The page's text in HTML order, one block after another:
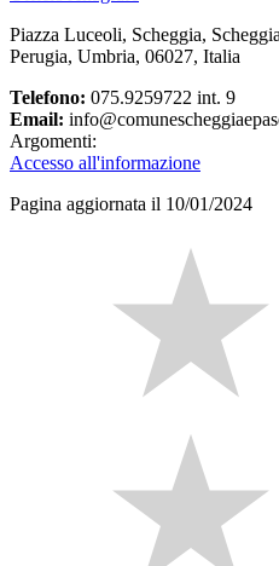
Piazza Luceoli, Scheggia,
Perugia, Umbria, 06027, Italia
Telefono: 075.9259722 int. 9
Email:
Argomenti:
Accesso all'informazione
Pagina aggiornata il 10/01/2024